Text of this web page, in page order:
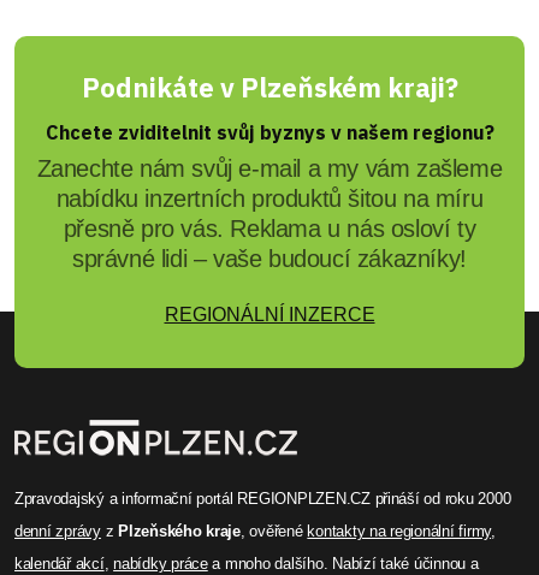
Podnikáte v Plzeňském kraji?
Chcete zviditelnit svůj byznys v našem regionu?
Zanechte nám svůj e-mail a my vám zašleme
nabídku inzertních produktů šitou na míru
přesně pro vás. Reklama u nás osloví ty
správné lidi – vaše budoucí zákazníky!
REGIONÁLNÍ INZERCE
Zpravodajský a informační portál REGIONPLZEN.CZ přináší od roku 2000
denní zprávyz Plzeňského kraje, ověřené kontakty na regionální firmy,
kalendář akcí,nabídky prácea mnoho dalšího. Nabízí také účinnou a